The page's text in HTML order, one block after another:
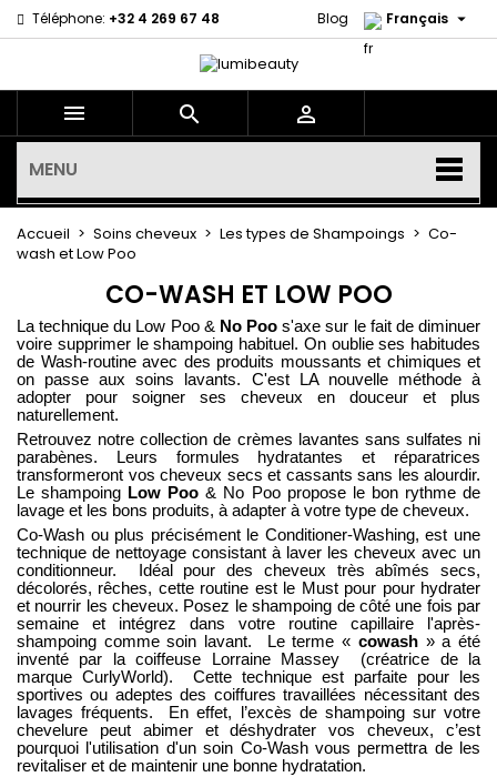
Téléphone: +32 4 269 67 48 Français 
Blog
  
MENU
Accueil Soins cheveux Les types de Shampoings
Co-
wash et Low Poo
CO-WASH ET LOW POO
La technique du Low Poo& No Poo s'axe sur le fait de diminuer
voire supprimer le shampoing habituel. On oublie ses habitudes
de Wash-routine avec des produits moussants et chimiques et
on passe aux soins lavants. C'est LA nouvelle méthode à
adopter pour soigner ses cheveux en douceur et plus
naturellement.
Retrouvez notre collection de crèmes lavantes sans sulfates ni
parabènes. Leurs formules hydratantes et réparatrices
transformeront vos cheveux secs et cassants sans les alourdir.
Le shampoing Low Poo & No Poopropose le bon rythme de
lavage et les bons produits, à adapter à votre type de cheveux.
Co-Wash ou plus précisément le Conditioner-Washing, est une
technique de nettoyage consistant à laver les cheveux avec un
conditionneur. Idéal pour des cheveux très abîmés secs,
décolorés, rêches, cette routine est le Must pour pour hydrater
et nourrir les cheveux. Posez le shampoing de côté une fois par
semaine et intégrez dans votre routine capillaire l'après-
shampoing comme soin lavant. Le terme « cowash » a été
inventé par la coiffeuse Lorraine Massey (créatrice de la
marque CurlyWorld). Cette technique est parfaite pour les
sportives ou adeptes des coiffures travaillées nécessitant des
lavages fréquents. En effet, l’excès de shampoing sur votre
chevelure peut abimer et déshydrater vos cheveux, c’est
pourquoi l'utilisation d'un soin Co-Wash vous permettra de les
revitaliser et de maintenir une bonne hydratation.